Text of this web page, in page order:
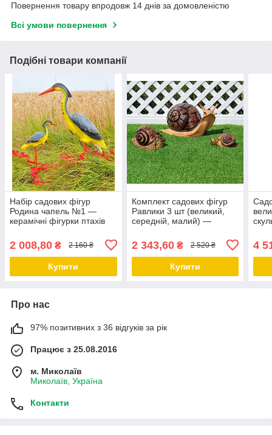
Повернення товару впродовж 14 днів за домовленістю
Всі умови повернення
Подібні товари компанії
Набір садових фігур
Родина чапель №1 —
керамічні фігурки птахів
(велика 100 см, мала 75
см), декоративний декор
2 008,80 ₴ 2 160 ₴
Купити
Комплект садових фігур
Равлики 3 шт (великий,
середній, малий) —
14×15×25 см, 14×11×20
см
2 343,60₴ 2 520 ₴
Купити
4
Про нас
97% позитивних з 36 відгуків за рік
Працює з 25.08.2016
м. Миколаїв
Миколаїв, Україна
Контакти